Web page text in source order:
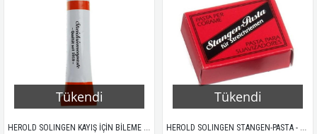
Tükendi
HEROLD SOLINGEN KAYIŞ İÇİN BİLEME PASTASI 8MG
Tükendi
HEROLD SOLINGEN STANGEN-PASTA - BİLEY İÇİN İKİLİ PASTA